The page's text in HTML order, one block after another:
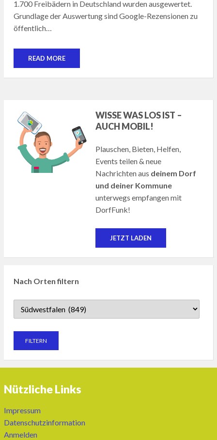
1.700 Freibädern in Deutschland wurden ausgewertet.
Grundlage der Auswertung sind Google-Rezensionen zu
öffentlich…
READ MORE
WISSE WAS LOS IST –
AUCH MOBIL!
Plauschen, Bieten, Helfen,
Events teilen & neue
Nachrichten aus deinem Dorf
und deiner Kommune
unterwegs empfangen mit
DorfFunk!
JETZT LADEN
Nach Orten filtern
Nützliche Links
Impressum
Datenschutzinformation
Anmelden